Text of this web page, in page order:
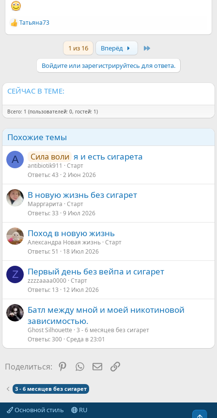
Р
е
Татьяна73
1 из 16 Вперёд
Войдите или зарегистрируйтесь для ответа.
СЕЙЧАС В ТЕМЕ:
Всего: 1 (пользователей: 0, гостей: 1)
Похожие темы
A Сила воли я и есть сигарета
antibiotik911
Старт
Ответы 43 2 Июн 2026
В новую жизнь без сигарет
Марргарита Старт
Ответы 33 9 Июл 2026
Поход в новую жизнь
Александра Новая жизнь Старт
Ответы 51 18 Июл 2026
Z Первый день без вейпа и сигарет
zzzzaaaa0000 Старт
Ответы 13 12 Июл 2026
Батл между мной и моей никотиновой
зависимостью.
Ghost Silhouette 3 - 6 месяцев без сигарет
Ответы 300 Среда в 23:01
Поделиться: Pinterest
WhatsAppЭлектронная почта
Ссылка
3 - 6 месяцев без сигарет
Основной стиль RU